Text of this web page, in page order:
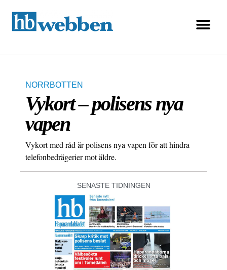
NORRBOTTEN
Vykort – polisens nya
vapen
Vykort med råd är polisens nya vapen för att hindra
telefonbedrägerier mot äldre.
SENASTE TIDNINGEN